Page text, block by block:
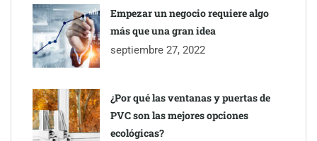
Empezar un negocio requiere algo
más que una gran idea
septiembre 27, 2022
¿Por qué las ventanas y puertas de
PVC son las mejores opciones
ecológicas?